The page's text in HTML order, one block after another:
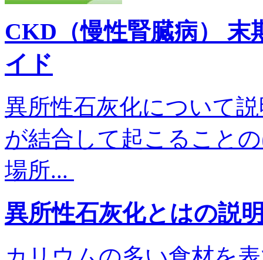
CKD（慢性腎臓病） 末
イド
異所性石灰化について
が結合して起こること
場所...
異所性石灰化とはの説